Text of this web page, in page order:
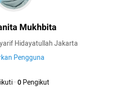
Mukhbita
Hidayatullah Jakarta
Pengguna
·0Pengikut